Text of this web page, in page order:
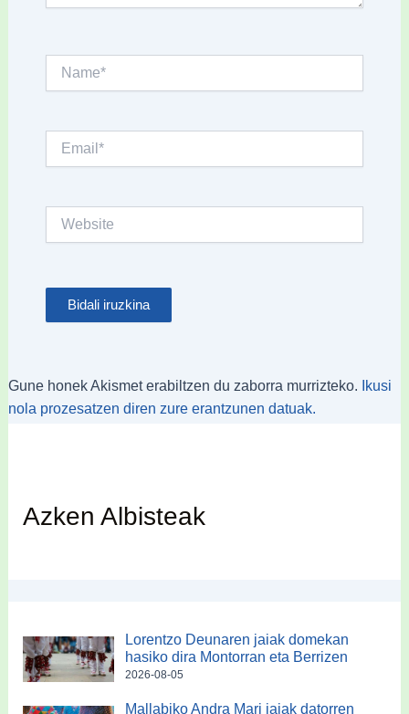
Name*
Gune honek Akismet erabiltzen du zaborra murrizteko.
Ikusi
nola prozesatzen diren zure erantzunen datuak.
Azken Albisteak
Lorentzo Deunaren jaiak domekan
hasiko dira Montorran eta Berrizen
2026-08-05
Mallabiko Andra Mari jaiak datorren